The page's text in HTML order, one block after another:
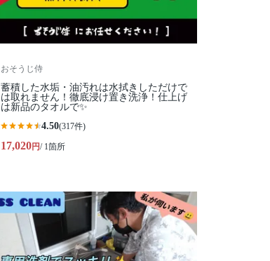
おそうじ侍
蓄積した水垢・油汚れは水拭きしただけで
は取れません！徹底浸け置き洗浄！仕上げ
は新品のタオルで✨
4.50(317件)
17,020円/ 1箇所